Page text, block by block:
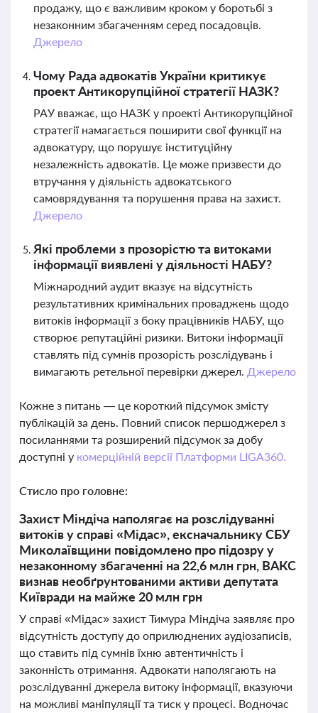
продажу, що є важливим кроком у боротьбі з
незаконним збагаченням серед посадовців.
Джерело
Чому Рада адвокатів України критикує
проект Антикорупційної стратегії НАЗК?
РАУ вважає, що НАЗК у проекті Антикорупційної
стратегії намагається поширити свої функції на
адвокатуру, що порушує інституційну
незалежність адвокатів. Це може призвести до
втручання у діяльність адвокатського
самоврядування та порушення права на захист.
Джерело
Які проблеми з прозорістю та витоками
інформації виявлені у діяльності НАБУ?
Міжнародний аудит вказує на відсутність
результативних кримінальних проваджень щодо
витоків інформації з боку працівників НАБУ, що
створює репутаційні ризики. Витоки інформації
ставлять під сумнів прозорість розслідувань і
вимагають ретельної перевірки джерел. Джерело
Кожне з питань — це короткий підсумок змісту
публікацій за день. Повний список першоджерел з
посиланнями та розширений підсумок за добу
доступні у комерційній версії Платформи LIGA360.
Стисло про головне:
Захист Міндіча наполягає на розслідуванні
витоків у справі «Мідас», ексначальнику СБУ
Миколаївщини повідомлено про підозру у
незаконному збагаченні на 22,6 млн грн, ВАКС
визнав необґрунтованими активи депутата
Київради на майже 20 млн грн
У справі «Мідас» захист Тимура Міндіча заявляє про
відсутність доступу до оприлюднених аудіозаписів,
що ставить під сумнів їхню автентичність і
законність отримання. Адвокати наполягають на
розслідуванні джерела витоку інформації, вказуючи
на можливі маніпуляції та тиск у процесі. Водночас